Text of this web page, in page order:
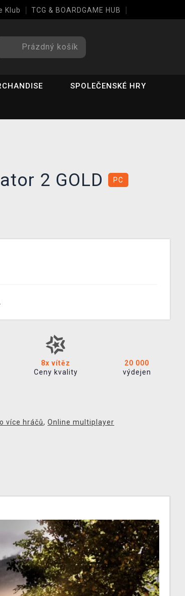
Klub TCG & BOARDGAME HUB
Prázdný košík
SPOLEČENSKÉ HRY
2 GOLD PC
8x vítěz
Ceny kvality
20 000
výdejen
více hráčů, Online multiplayer